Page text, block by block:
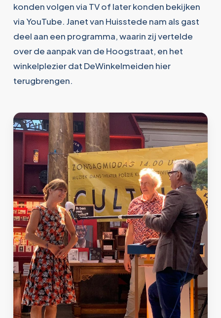
konden volgen via TV of later konden bekijken
via YouTube. Janet van Huisstede nam als gast
deel aan een programma, waarin zij vertelde
over de aanpak van de Hoogstraat, en het
winkelplezier dat DeWinkelmeiden hier
terugbrengen.